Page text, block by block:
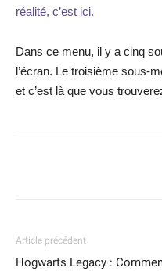
réalité, c’est ici.
Dans ce menu, il y a cinq
l’écran. Le troisième sous-
et c’est là que vous
Article précédent
Hogwarts Legacy :